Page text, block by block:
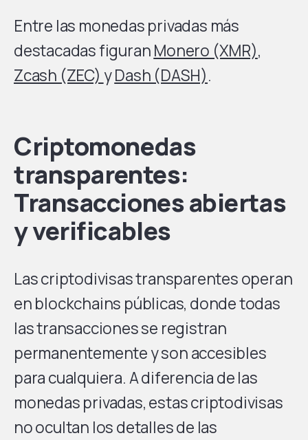
Entre las monedas privadas más
destacadas figuranMonero (XMR),
Zcash (ZEC) yDash (DASH).
Criptomonedas
transparentes:
Transacciones abiertas
y verificables
Las criptodivisas transparentes operan
en blockchains públicas, donde todas
las transacciones se registran
permanentemente y son accesibles
para cualquiera. A diferencia de las
monedas privadas, estas criptodivisas
no ocultan los detalles de las